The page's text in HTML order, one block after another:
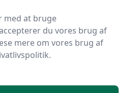
til dig -
på HandyGuiden! Vi har
at bruge
du vores brug af
mere om vores brug af